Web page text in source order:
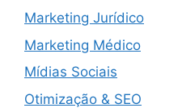
Marketing Jurídico
Marketing Médico
Mídias Sociais
Otimização & SEO